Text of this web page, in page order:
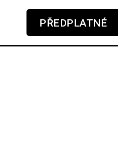
PŘEDPLATNÉ